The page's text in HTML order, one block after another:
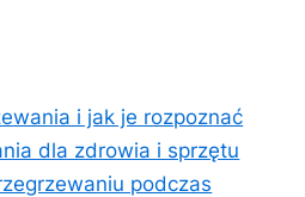
i jak je rozpoznać
dla zdrowia i sprzętu
podczas